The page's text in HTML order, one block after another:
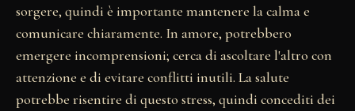
sorgere, quindi è importante mantenere la calma e
comunicare chiaramente. In amore, potrebbero
emergere incomprensioni; cerca di ascoltare l'altro con
attenzione e di evitare conflitti inutili. La salute
potrebbe risentire di questo stress, quindi concediti dei